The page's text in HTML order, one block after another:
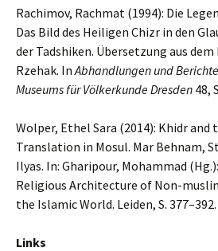
Rachimov, Rachmat (1994): Die
Das Bild des Heiligen Chizr in den
der Tadshiken. Übersetzung aus
Rzehak. InAbhandlungen und
Museums für Völkerkunde Dresden 48,
Wolper, Ethel Sara (2014): Khidr
Translation in Mosul. Mar Behnam,
Ilyas. In: Gharipour, Mohammad
Religious Architecture of Non-
the Islamic World. Leiden, S. 377–392.
Links